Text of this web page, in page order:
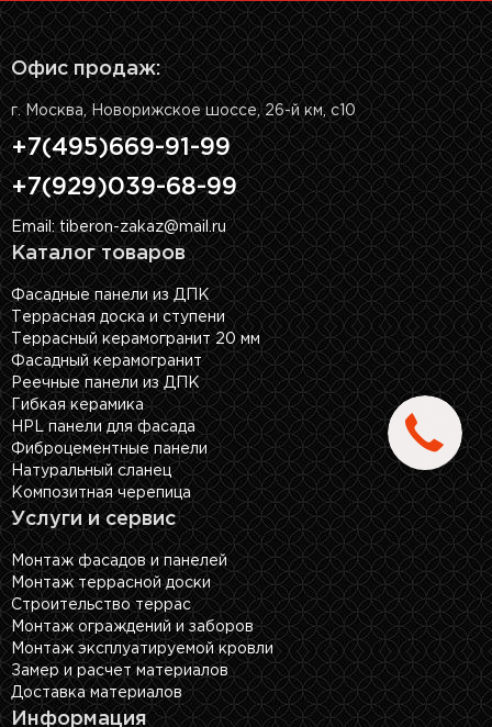
Офис продаж:
г. Москва, Новорижское шоссе, 26-й км, с10
+7(495)669-91-99
+7(929)039-68-99
Email: tiberon-zakaz@mail.ru
Каталог товаров
Фасадные панели из ДПК
Террасная доска и ступени
Террасный керамогранит 20 мм
Фасадный керамогранит
Реечные панели из ДПК
Гибкая керамика
HPL панели для фасада
Фиброцементные панели
Натуральный сланец
Композитная черепица
Услуги и сервис
Монтаж фасадов и панелей
Монтаж террасной доски
Строительство террас
Монтаж ограждений и заборов
Монтаж эксплуатируемой кровли
Замер и расчет материалов
Доставка материалов
Информация